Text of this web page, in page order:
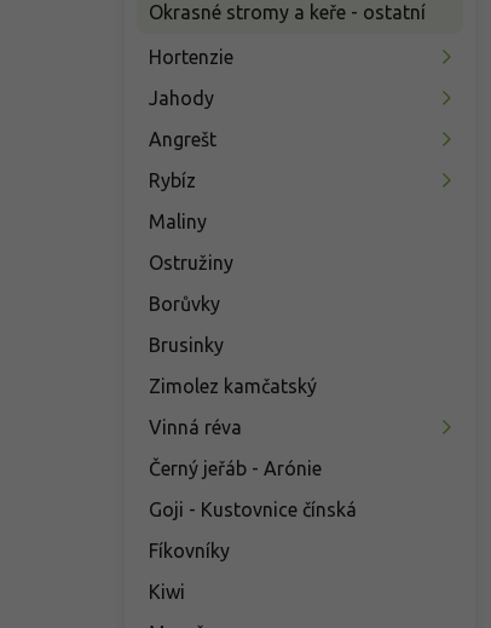
Okrasné stromy a keře - ostatní
Hortenzie
Jahody
Angrešt
Rybíz
Maliny
Ostružiny
Borůvky
Brusinky
Zimolez kamčatský
Vinná réva
Černý jeřáb - Arónie
Goji - Kustovnice čínská
Fíkovníky
Kiwi